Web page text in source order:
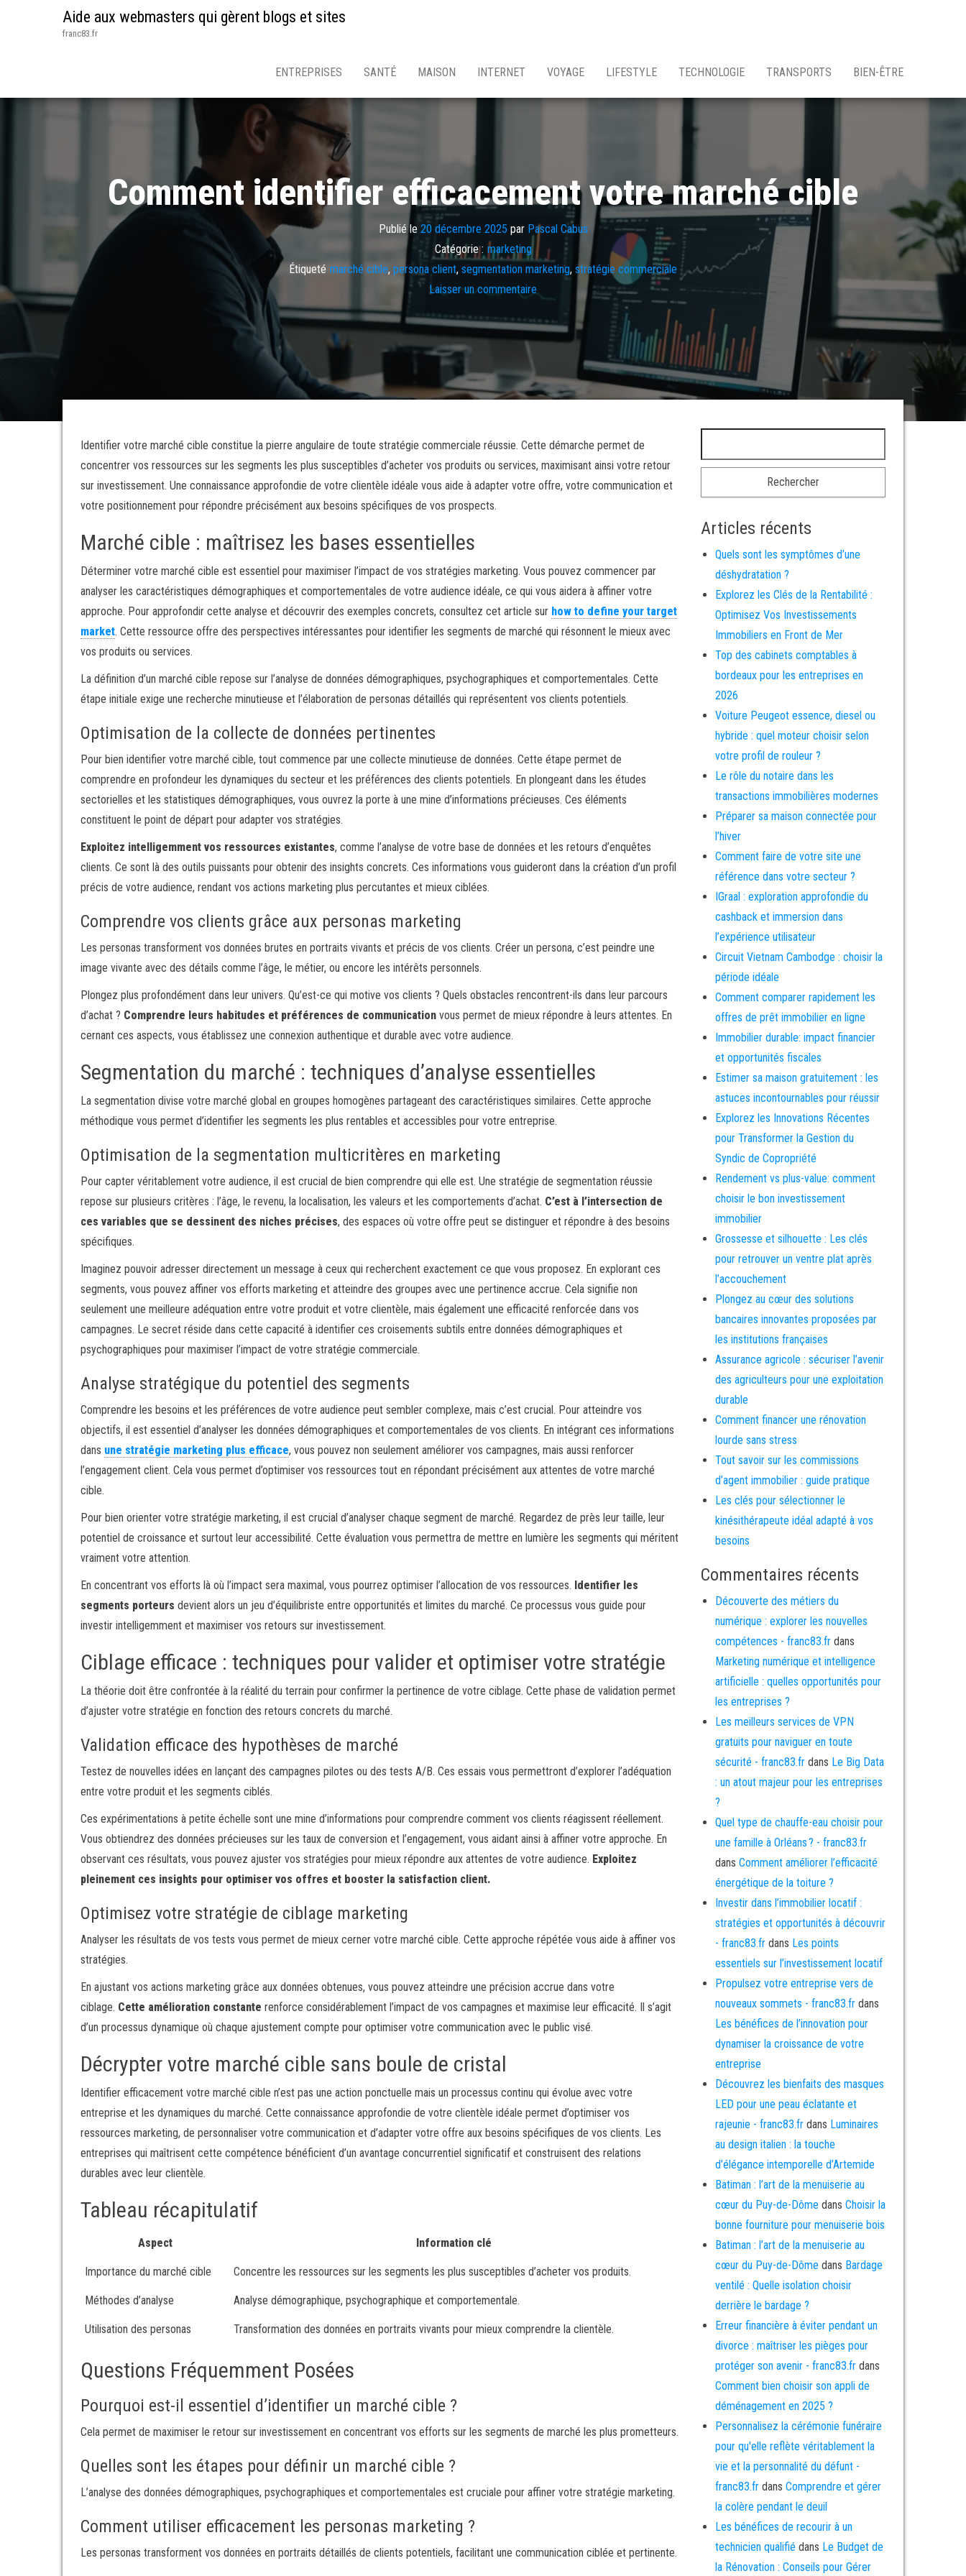
Aide aux webmasters qui gèrent blogs et sites
franc83.fr
ENTREPRISES SANTÉ MAISON INTERNET VOYAGE LIFESTYLE TECHNOLOGIE TRANSPORTS BIEN-ÊTRE
Comment identifier efficacement votre marché cible
Publié le 20 décembre 2025 par Pascal Cabus
Catégorie : marketing
Étiqueté marché cible, persona client, segmentation marketing, stratégie commerciale
Laisser un commentaire
Identifier votre marché cible constitue la pierre angulaire de toute stratégie commerciale réussie. Cette démarche permet de
concentrer vos ressources sur les segments les plus susceptibles d’acheter vos produits ou services, maximisant ainsi votre retour
sur investissement. Une connaissance approfondie de votre clientèle idéale vous aide à adapter votre offre, votre communication et
votre positionnement pour répondre précisément aux besoins spécifiques de vos prospects.
Marché cible : maîtrisez les bases essentielles
Déterminer votre marché cible est essentiel pour maximiser l’impact de vos stratégies marketing. Vous pouvez commencer par
analyser les caractéristiques démographiques et comportementales de votre audience idéale, ce qui vous aidera à affiner votre
approche. Pour approfondir cette analyse et découvrir des exemples concrets, consultez cet article sur how to define your target
market. Cette ressource offre des perspectives intéressantes pour identifier les segments de marché qui résonnent le mieux avec
vos produits ou services.
La définition d’un marché cible repose sur l’analyse de données démographiques, psychographiques et comportementales. Cette
étape initiale exige une recherche minutieuse et l’élaboration de personas détaillés qui représentent vos clients potentiels.
Optimisation de la collecte de données pertinentes
Pour bien identifier votre marché cible, tout commence par une collecte minutieuse de données. Cette étape permet de
comprendre en profondeur les dynamiques du secteur et les préférences des clients potentiels. En plongeant dans les études
sectorielles et les statistiques démographiques, vous ouvrez la porte à une mine d’informations précieuses. Ces éléments
constituent le point de départ pour adapter vos stratégies.
Exploitez intelligemment vos ressources existantes, comme l’analyse de votre base de données et les retours d’enquêtes
clients. Ce sont là des outils puissants pour obtenir des insights concrets. Ces informations vous guideront dans la création d’un profil
précis de votre audience, rendant vos actions marketing plus percutantes et mieux ciblées.
Comprendre vos clients grâce aux personas marketing
Les personas transforment vos données brutes en portraits vivants et précis de vos clients. Créer un persona, c’est peindre une
image vivante avec des détails comme l’âge, le métier, ou encore les intérêts personnels.
Plongez plus profondément dans leur univers. Qu’est-ce qui motive vos clients ? Quels obstacles rencontrent-ils dans leur parcours
d’achat ? Comprendre leurs habitudes et préférences de communication vous permet de mieux répondre à leurs attentes. En
cernant ces aspects, vous établissez une connexion authentique et durable avec votre audience.
Segmentation du marché : techniques d’analyse essentielles
La segmentation divise votre marché global en groupes homogènes partageant des caractéristiques similaires. Cette approche
méthodique vous permet d’identifier les segments les plus rentables et accessibles pour votre entreprise.
Optimisation de la segmentation multicritères en marketing
Pour capter véritablement votre audience, il est crucial de bien comprendre qui elle est. Une stratégie de segmentation réussie
repose sur plusieurs critères : l’âge, le revenu, la localisation, les valeurs et les comportements d’achat. C’est à l’intersection de
ces variables que se dessinent des niches précises, des espaces où votre offre peut se distinguer et répondre à des besoins
spécifiques.
Imaginez pouvoir adresser directement un message à ceux qui recherchent exactement ce que vous proposez. En explorant ces
segments, vous pouvez affiner vos efforts marketing et atteindre des groupes avec une pertinence accrue. Cela signifie non
seulement une meilleure adéquation entre votre produit et votre clientèle, mais également une efficacité renforcée dans vos
campagnes. Le secret réside dans cette capacité à identifier ces croisements subtils entre données démographiques et
psychographiques pour maximiser l’impact de votre stratégie commerciale.
Analyse stratégique du potentiel des segments
Comprendre les besoins et les préférences de votre audience peut sembler complexe, mais c’est crucial. Pour atteindre vos
objectifs, il est essentiel d’analyser les données démographiques et comportementales de vos clients. En intégrant ces informations
dans une stratégie marketing plus efficace, vous pouvez non seulement améliorer vos campagnes, mais aussi renforcer
l’engagement client. Cela vous permet d’optimiser vos ressources tout en répondant précisément aux attentes de votre marché
cible.
Pour bien orienter votre stratégie marketing, il est crucial d’analyser chaque segment de marché. Regardez de près leur taille, leur
potentiel de croissance et surtout leur accessibilité. Cette évaluation vous permettra de mettre en lumière les segments qui méritent
vraiment votre attention.
En concentrant vos efforts là où l’impact sera maximal, vous pourrez optimiser l’allocation de vos ressources. Identifier les
segments porteurs devient alors un jeu d’équilibriste entre opportunités et limites du marché. Ce processus vous guide pour
investir intelligemment et maximiser vos retours sur investissement.
Ciblage efficace : techniques pour valider et optimiser votre stratégie
La théorie doit être confrontée à la réalité du terrain pour confirmer la pertinence de votre ciblage. Cette phase de validation permet
d’ajuster votre stratégie en fonction des retours concrets du marché.
Validation efficace des hypothèses de marché
Testez de nouvelles idées en lançant des campagnes pilotes ou des tests A/B. Ces essais vous permettront d’explorer l’adéquation
entre votre produit et les segments ciblés.
Ces expérimentations à petite échelle sont une mine d’informations pour comprendre comment vos clients réagissent réellement.
Vous obtiendrez des données précieuses sur les taux de conversion et l’engagement, vous aidant ainsi à affiner votre approche. En
observant ces résultats, vous pouvez ajuster vos stratégies pour mieux répondre aux attentes de votre audience. Exploitez
pleinement ces insights pour optimiser vos offres et booster la satisfaction client.
Optimisez votre stratégie de ciblage marketing
Analyser les résultats de vos tests vous permet de mieux cerner votre marché cible. Cette approche répétée vous aide à affiner vos
stratégies.
En ajustant vos actions marketing grâce aux données obtenues, vous pouvez atteindre une précision accrue dans votre
ciblage. Cette amélioration constante renforce considérablement l’impact de vos campagnes et maximise leur efficacité. Il s’agit
d’un processus dynamique où chaque ajustement compte pour optimiser votre communication avec le public visé.
Décrypter votre marché cible sans boule de cristal
Identifier efficacement votre marché cible n’est pas une action ponctuelle mais un processus continu qui évolue avec votre
entreprise et les dynamiques du marché. Cette connaissance approfondie de votre clientèle idéale permet d’optimiser vos
ressources marketing, de personnaliser votre communication et d’adapter votre offre aux besoins spécifiques de vos clients. Les
entreprises qui maîtrisent cette compétence bénéficient d’un avantage concurrentiel significatif et construisent des relations
durables avec leur clientèle.
Tableau récapitulatif
Aspect Information clé
Importance du marché cible Concentre les ressources sur les segments les plus susceptibles d’acheter vos produits.
Méthodes d’analyse Analyse démographique, psychographique et comportementale.
Utilisation des personas Transformation des données en portraits vivants pour mieux comprendre la clientèle.
Questions Fréquemment Posées
Pourquoi est-il essentiel d’identifier un marché cible ?
Cela permet de maximiser le retour sur investissement en concentrant vos efforts sur les segments de marché les plus prometteurs.
Quelles sont les étapes pour définir un marché cible ?
L’analyse des données démographiques, psychographiques et comportementales est cruciale pour affiner votre stratégie marketing.
Comment utiliser efficacement les personas marketing ?
Les personas transforment vos données en portraits détaillés de clients potentiels, facilitant une communication ciblée et pertinente.
Articles récents
Quels sont les symptômes d’une
déshydratation ?
Explorez les Clés de la Rentabilité :
Optimisez Vos Investissements
Immobiliers en Front de Mer
Top des cabinets comptables à
bordeaux pour les entreprises en
2026
Voiture Peugeot essence, diesel ou
hybride : quel moteur choisir selon
votre profil de rouleur ?
Le rôle du notaire dans les
transactions immobilières modernes
Préparer sa maison connectée pour
l’hiver
Comment faire de votre site une
référence dans votre secteur ?
IGraal : exploration approfondie du
cashback et immersion dans
l’expérience utilisateur
Circuit Vietnam Cambodge : choisir la
période idéale
Comment comparer rapidement les
offres de prêt immobilier en ligne
Immobilier durable: impact financier
et opportunités fiscales
Estimer sa maison gratuitement : les
astuces incontournables pour réussir
Explorez les Innovations Récentes
pour Transformer la Gestion du
Syndic de Copropriété
Rendement vs plus-value: comment
choisir le bon investissement
immobilier
Grossesse et silhouette : Les clés
pour retrouver un ventre plat après
l’accouchement
Plongez au cœur des solutions
bancaires innovantes proposées par
les institutions françaises
Assurance agricole : sécuriser l’avenir
des agriculteurs pour une exploitation
durable
Comment financer une rénovation
lourde sans stress
Tout savoir sur les commissions
d’agent immobilier : guide pratique
Les clés pour sélectionner le
kinésithérapeute idéal adapté à vos
besoins
Commentaires récents
Découverte des métiers du
numérique : explorer les nouvelles
compétences - franc83.frdans
Marketing numérique et intelligence
artificielle : quelles opportunités pour
les entreprises ?
Les meilleurs services de VPN
gratuits pour naviguer en toute
sécurité - franc83.frdans Le Big Data
: un atout majeur pour les entreprises
?
Quel type de chauffe-eau choisir pour
une famille à Orléans ? - franc83.fr
dans Comment améliorer l’efficacité
énergétique de la toiture ?
Investir dans l’immobilier locatif :
stratégies et opportunités à découvrir
- franc83.frdans Les points
essentiels sur l’investissement locatif
Propulsez votre entreprise vers de
nouveaux sommets - franc83.frdans
Les bénéfices de l’innovation pour
dynamiser la croissance de votre
entreprise
Découvrez les bienfaits des masques
LED pour une peau éclatante et
rajeunie - franc83.frdans Luminaires
au design italien : la touche
d’élégance intemporelle d’Artemide
Batiman : l’art de la menuiserie au
cœur du Puy-de-Dôme dans Choisir la
bonne fourniture pour menuiserie bois
Batiman : l’art de la menuiserie au
cœur du Puy-de-Dôme dans Bardage
ventilé : Quelle isolation choisir
derrière le bardage ?
Erreur financière à éviter pendant un
divorce : maîtriser les pièges pour
protéger son avenir - franc83.frdans
Comment bien choisir son appli de
déménagement en 2025 ?
Personnalisez la cérémonie funéraire
pour qu'elle reflète véritablement la
vie et la personnalité du défunt -
franc83.frdans Comprendre et gérer
la colère pendant le deuil
Les bénéfices de recourir à un
technicien qualifié dans Le Budget de
la Rénovation : Conseils pour Gérer